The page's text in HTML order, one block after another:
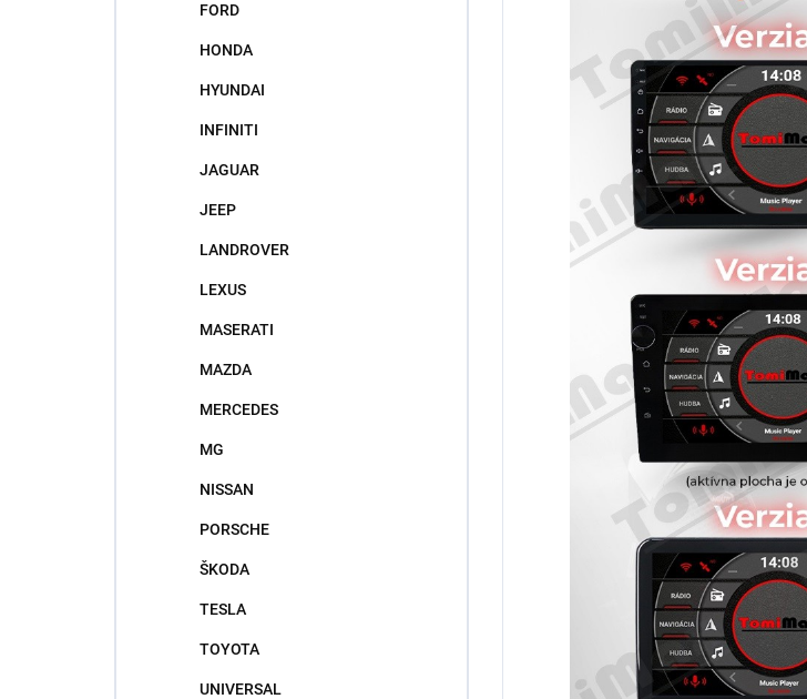
FORD
HONDA
HYUNDAI
INFINITI
JAGUAR
JEEP
LANDROVER
LEXUS
MASERATI
MAZDA
MERCEDES
MG
NISSAN
PORSCHE
ŠKODA
TESLA
TOYOTA
UNIVERSAL